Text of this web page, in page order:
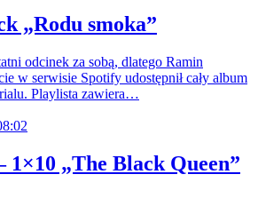
„Rodu smoka”
odcinek za sobą, dlatego Ramin
w serwisie Spotify udostępnił cały album
Playlista zawiera…
1×10 „The Black Queen”